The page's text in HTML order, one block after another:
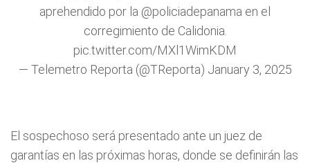
aprehendido por la @policiadepanama en el
corregimiento de Calidonia.
pic.twitter.com/MXl1WimKDM
— Telemetro Reporta (@TReporta) January 3, 2025
El sospechoso será presentado ante un juez de
garantías en las próximas horas, donde se definirán las